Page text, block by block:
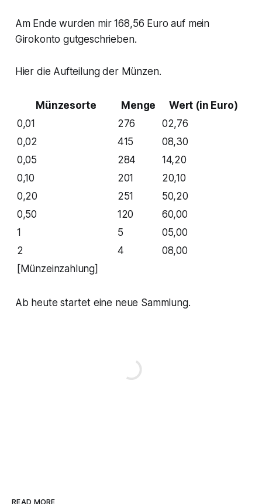
Am Ende wurden mir 168,56 Euro auf mein
Girokonto gutgeschrieben.
Hier die Aufteilung der Münzen.
Münzesorte Menge
Wert (in Euro)
0,01
276
02,76
0,02
415
08,30
0,05
284
14,20
0,10
201
20,10
0,20
251
50,20
0,50
120
60,00
1
5
05,00
2
4
08,00
[Münzeinzahlung]
Ab heute startet eine neue Sammlung.
READ MORE